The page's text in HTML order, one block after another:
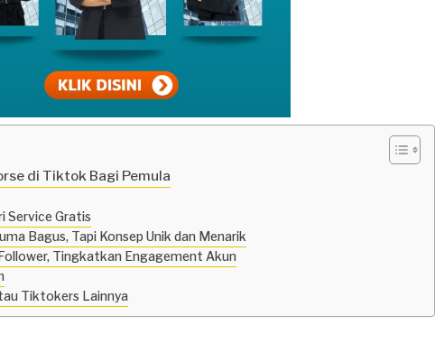
di Tiktok Bagi Pemula
Service Gratis
Bagus, Tapi Konsep Unik dan Menarik
Tingkatkan Engagement Akun
Tiktokers Lainnya